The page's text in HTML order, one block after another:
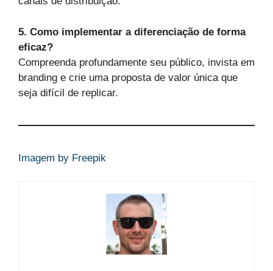
5. Como implementar a diferenciação de forma
eficaz?
Compreenda profundamente seu público, invista em
branding e crie uma proposta de valor única que
seja difícil de replicar.
Imagem by Freepik